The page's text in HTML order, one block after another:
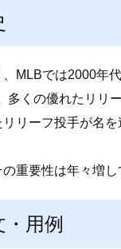
MLBでは2000年
くの優れたリリ
リーフ投手が名
重要性は年々増し
・用例